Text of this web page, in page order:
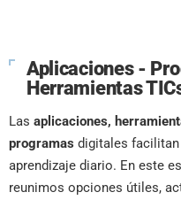
Aplicaciones -
Herramientas
Las aplicaciones,
programas digitales facilitan
aprendizaje diario. En este
reunimos opciones útiles,